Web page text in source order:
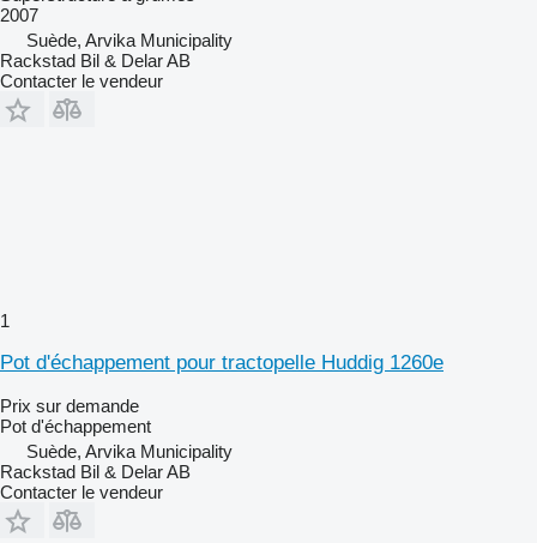
2007
Suède, Arvika Municipality
Rackstad Bil & Delar AB
Contacter le vendeur
1
Pot d'échappement pour tractopelle Huddig 1260e
Prix sur demande
Pot d'échappement
Suède, Arvika Municipality
Rackstad Bil & Delar AB
Contacter le vendeur